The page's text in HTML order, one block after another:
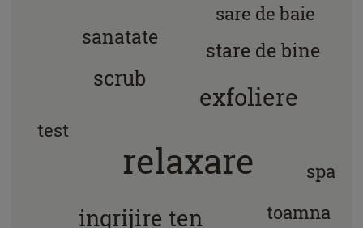
relaxare
exfoliere
ingrijire ten
scrub
stare de bine
sanatate
toamna
sare de baie
spa
test